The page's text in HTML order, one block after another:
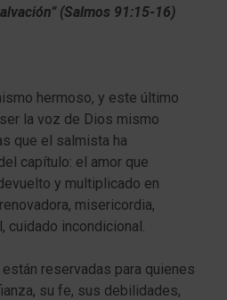
(Salmos 91:15-16)
hermoso, y este último
la voz de Dios mismo
que el salmista ha
capítulo: el amor que
y multiplicado en
misericordia,
cuidado incondicional.
reservadas para quienes
su fe, sus debilidades,